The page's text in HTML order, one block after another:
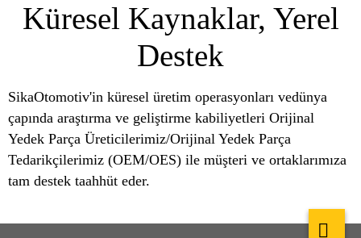
Küresel Kaynaklar, Yerel
Destek
SikaOtomotiv'in küresel üretim operasyonları vedünya
çapında araştırma ve geliştirme kabiliyetleri Orijinal
Yedek Parça Üreticilerimiz/Orijinal Yedek Parça
Tedarikçilerimiz (OEM/OES) ile müşteri ve ortaklarımıza
tam destek taahhüt eder.